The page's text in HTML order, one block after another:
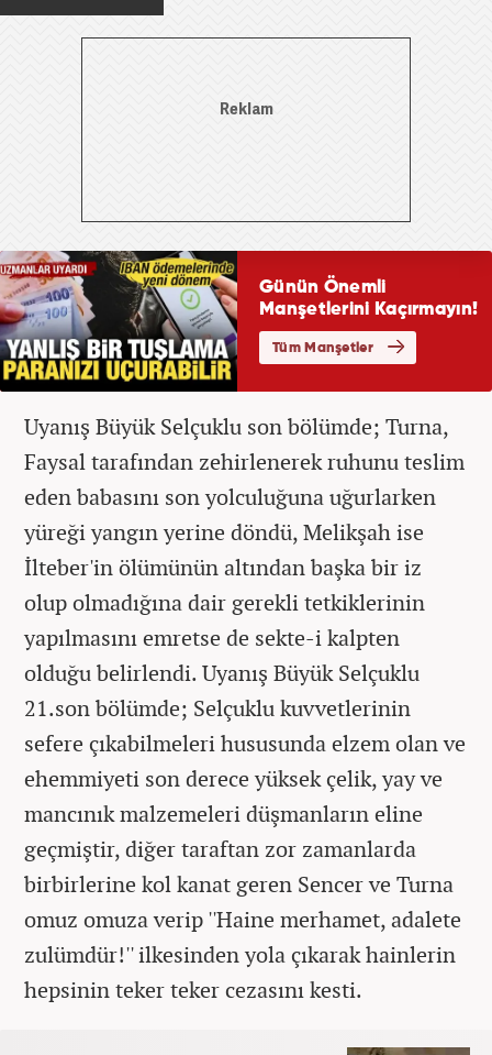
Uyanış Büyük Selçuklu son bölümde; Turna,
Faysal tarafından zehirlenerek ruhunu teslim
eden babasını son yolculuğuna uğurlarken
yüreği yangın yerine döndü, Melikşah ise
İlteber'in ölümünün altından başka bir iz
olup olmadığına dair gerekli tetkiklerinin
yapılmasını emretse de sekte-i kalpten
olduğu belirlendi. Uyanış Büyük Selçuklu
21.son bölümde; Selçuklu kuvvetlerinin
sefere çıkabilmeleri hususunda elzem olan ve
ehemmiyeti son derece yüksek çelik, yay ve
mancınık malzemeleri düşmanların eline
geçmiştir, diğer taraftan zor zamanlarda
birbirlerine kol kanat geren Sencer ve Turna
omuz omuza verip ''Haine merhamet, adalete
zulümdür!'' ilkesinden yola çıkarak hainlerin
hepsinin teker teker cezasını kesti.